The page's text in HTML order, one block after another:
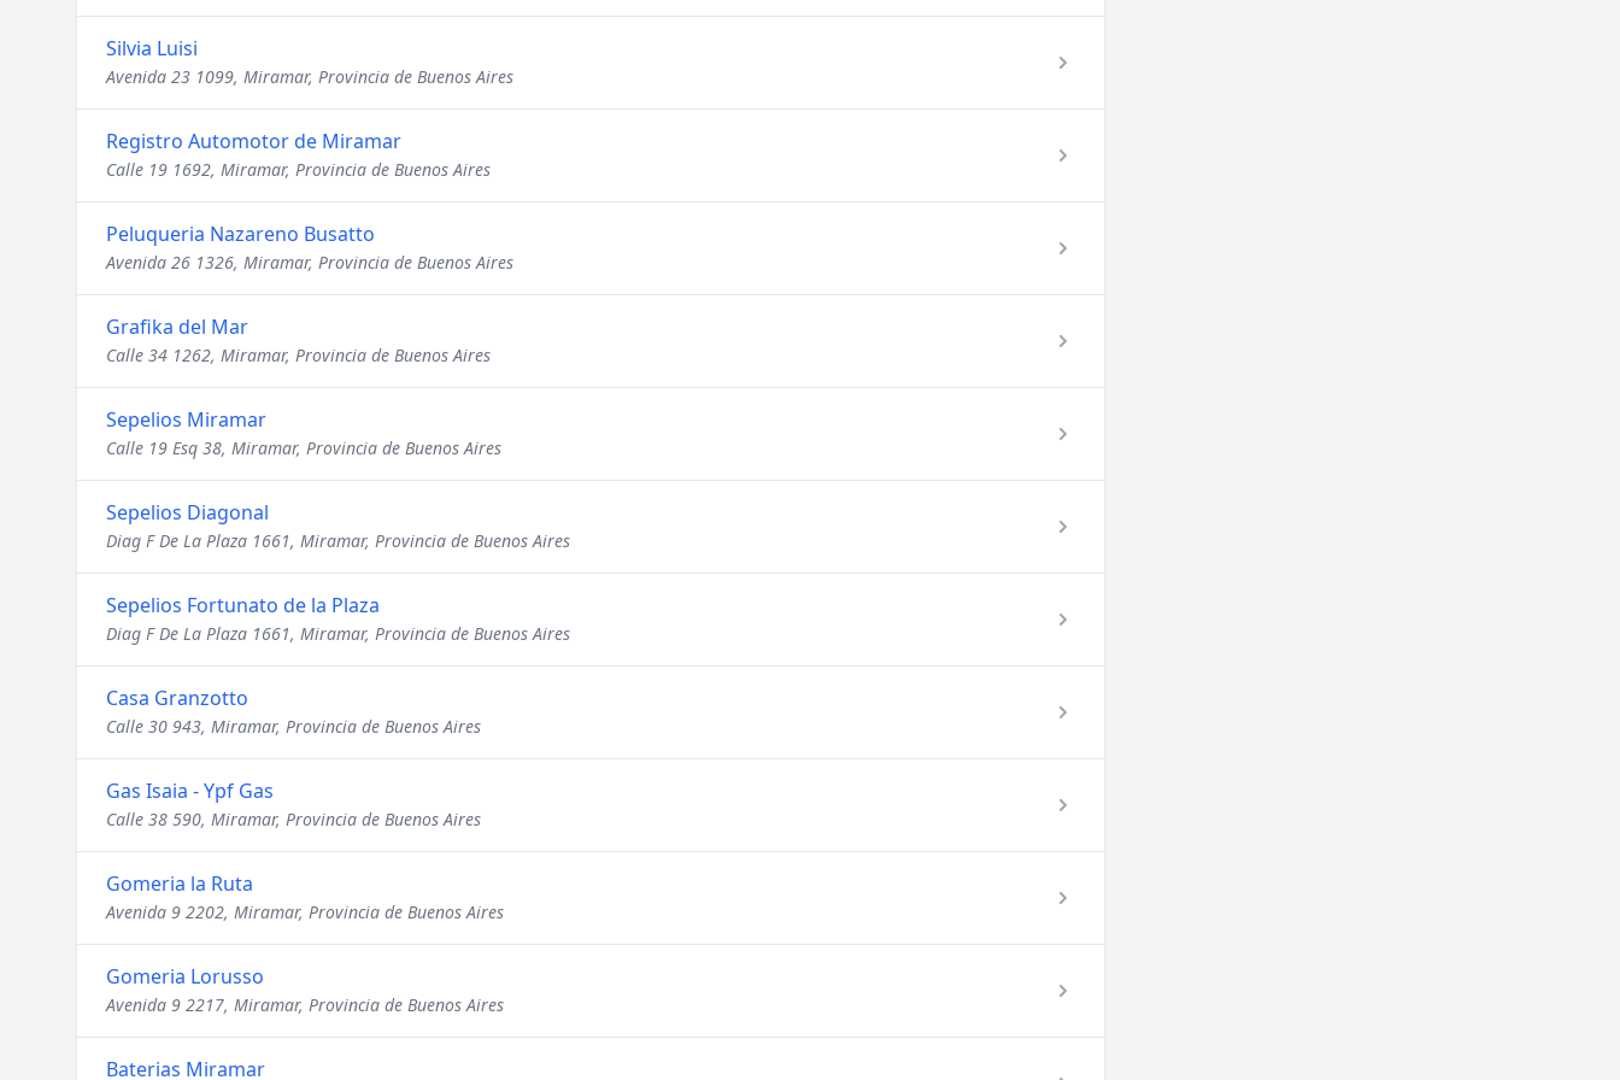
Silvia Luisi
Avenida 23 1099, Miramar, Provincia de Buenos Aires
Registro Automotor de Miramar
Calle 19 1692, Miramar, Provincia de Buenos Aires
Peluqueria Nazareno Busatto
Avenida 26 1326, Miramar, Provincia de Buenos Aires
Grafika del Mar
Calle 34 1262, Miramar, Provincia de Buenos Aires
Sepelios Miramar
Calle 19 Esq 38, Miramar, Provincia de Buenos Aires
Sepelios Diagonal
Diag F De La Plaza 1661, Miramar, Provincia de Buenos Aires
Sepelios Fortunato de la Plaza
Diag F De La Plaza 1661, Miramar, Provincia de Buenos Aires
Casa Granzotto
Calle 30 943, Miramar, Provincia de Buenos Aires
Gas Isaia - Ypf Gas
Calle 38 590, Miramar, Provincia de Buenos Aires
Gomeria la Ruta
Avenida 9 2202, Miramar, Provincia de Buenos Aires
Gomeria Lorusso
Avenida 9 2217, Miramar, Provincia de Buenos Aires
Baterias Miramar